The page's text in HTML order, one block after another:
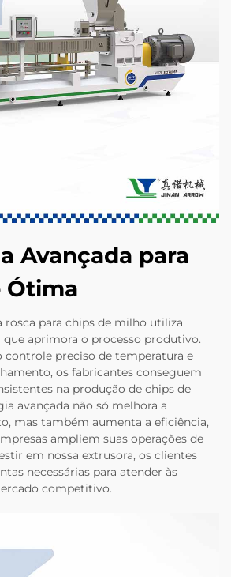
Avançada para
Ótima
rosca para chips de milho utiliza
aprimora o processo produtivo.
controle preciso de temperatura e
os fabricantes conseguem
na produção de chips de
avançada não só melhora a
mas também aumenta a eficiência,
ampliem suas operações de
em nossa extrusora, os clientes
necessárias para atender às
competitivo.